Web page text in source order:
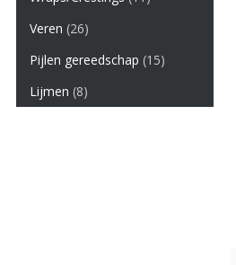
Veren (26)
Pijlen gereedschap (15)
Lijmen (8)